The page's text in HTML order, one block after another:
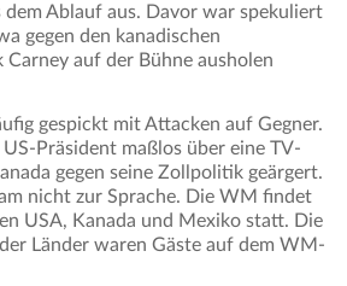
Ablauf aus. Davor war spekuliert
gegen den kanadischen
auf der Bühne ausholen
gespickt mit Attacken auf Gegner.
Präsident maßlos über eine TV-
gegen seine Zollpolitik geärgert.
nicht zur Sprache. Die WM findet
USA, Kanada und Mexiko statt. Die
Länder waren Gäste auf dem WM-